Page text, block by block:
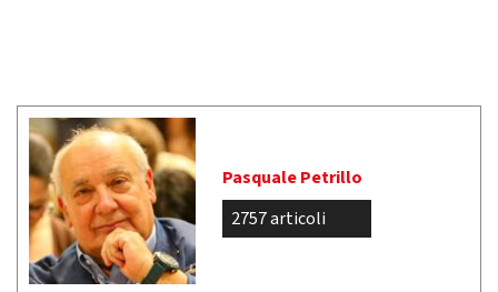
Pasquale Petrillo
2757 articoli